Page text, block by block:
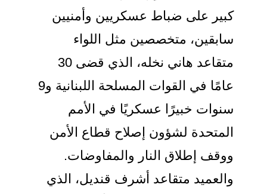
كبير على ضباط عسكريين وأمنيين
سابقين، متخصصين مثل اللواء
متقاعد هاني نخله، الذي قضى 30
عامًا في القوات المسلحة اللبنانية و9
سنوات خبيرًا عسكريًا في الأمم
المتحدة لشؤون إصلاح قطاع الأمن
ووقف إطلاق النار والمفاوضات.
والعميد متقاعد أشرف قنديل، الذي